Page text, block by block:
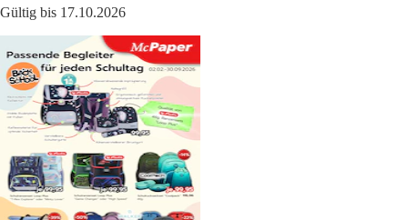
Gültig bis 17.10.2026